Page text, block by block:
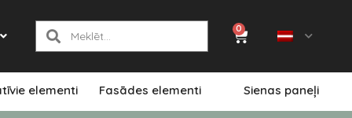
0
elementi Fasādes elementi Sienas paneļi